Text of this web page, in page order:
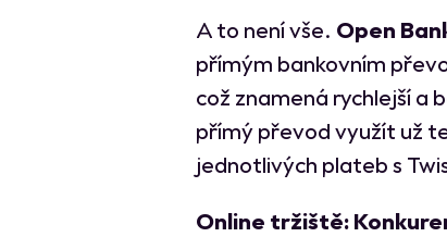
A to není vše. Open
přímým bankovním
což znamená rychlejší a
přímý převod využít už
jednotlivých plateb s
Online tržiště: